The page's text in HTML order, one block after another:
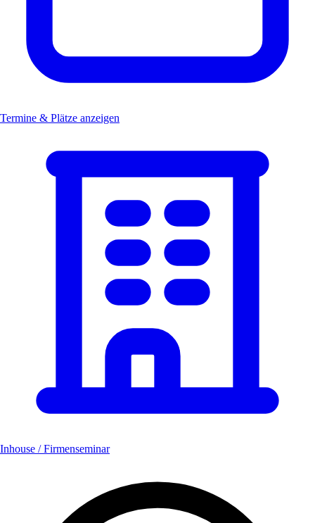
Termine & Plätze anzeigen
Inhouse / Firmenseminar